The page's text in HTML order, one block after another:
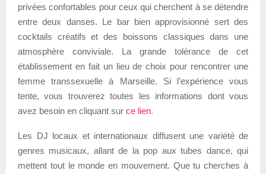
privées confortables pour ceux qui cherchent à se détendre
entre deux danses. Le bar bien approvisionné sert des
cocktails créatifs et des boissons classiques dans une
atmosphère conviviale. La grande tolérance de cet
établissement en fait un lieu de choix pour rencontrer une
femme transsexuelle à Marseille. Si l’expérience vous
tente, vous trouverez toutes les informations dont vous
avez besoin en cliquant sur ce lien.
Les DJ locaux et internationaux diffusent une variété de
genres musicaux, allant de la pop aux tubes dance, qui
mettent tout le monde en mouvement. Que tu cherches à